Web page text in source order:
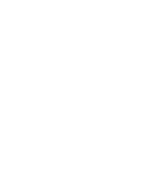
Utilizamos cookies
This website uses cookies
browser as they are